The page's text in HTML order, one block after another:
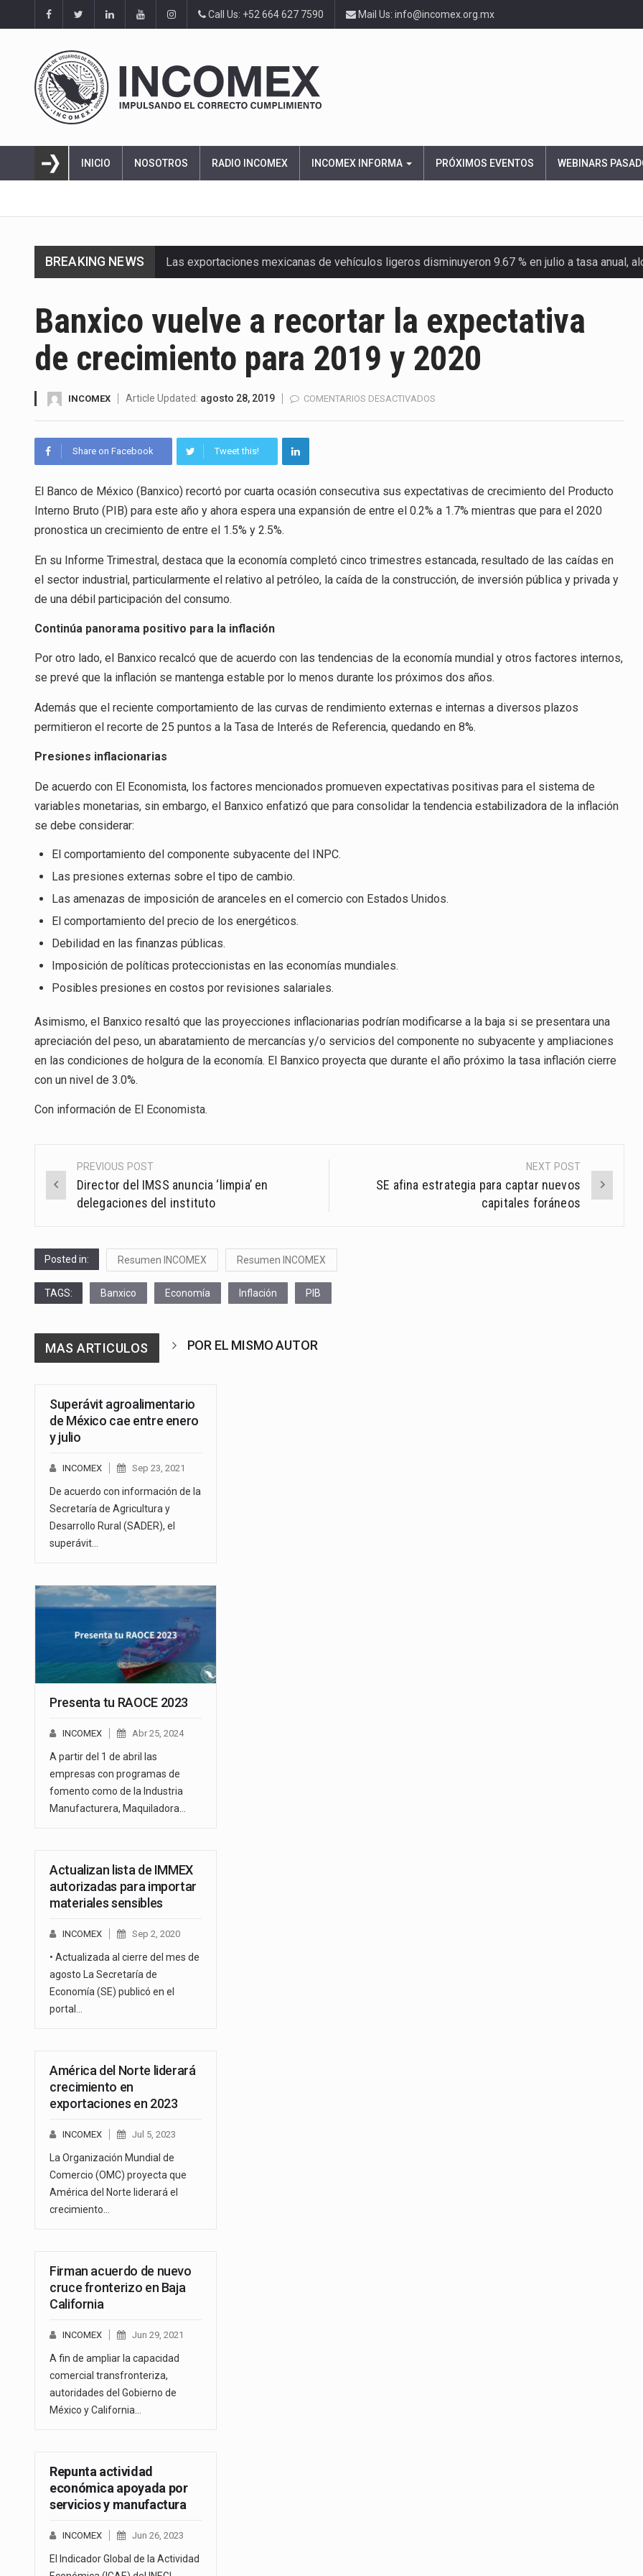
Call Us: +52 664 627 7590 Mail Us: info@incomex.org.mx
INICIO NOSOTROS RADIO INCOMEX INCOMEX INFORMA PRÓXIMOS EVENTOS WEBINARS
BREAKING NEWS Las exportaciones mexicanas de vehículos ligeros disminuyeron 9.67 % en julio a tasa anual,
La Coalition for a Prosperous America (CPA) solicitó al gobierno de Estados Unidos mantener
Solo el 17.8 % de las empresas en México se considera totalmente preparada para la…
Ante la suspensión temporal de las inspecciones sanitarias del Departamento de Agricultura
Los créditos fiscales determinados a empresas IMMEX rara vez nacen de una interpretación
La industria automotriz mexicana concentra más de la mitad de las quejas bajo el Mecanismo…
La inversión fija bruta en México registró un aumento de 1.1% interanual en mayo de…
El gobierno de Estados Unidos anunciará un arancel del 15 % sobre los productos fabricados…
El Departamento de Agricultura de Estados Unidos (USDA) suspendió el 5 de agosto de 2026…
Banxico vuelve a recortar la expectativa
de crecimiento para 2019 y 2020
INCOMEX Article Updated: agosto 28, 2019 COMENTARIOS DESACTIVADOS
EXPECTATIVA
Y
2020
Share on Facebook Tweet this!
El Banco de México (Banxico) recortó por cuarta ocasión consecutiva sus expectativas de crecimiento del Producto
Interno Bruto (PIB) para este año y ahora espera una expansión de entre el 0.2% a 1.7% mientras que para el 2020
pronostica un crecimiento de entre el 1.5% y 2.5%.
En su Informe Trimestral, destaca que la economía completó cinco trimestres estancada, resultado de las caídas en
el sector industrial, particularmente el relativo al petróleo, la caída de la construcción, de inversión pública y privada y
de una débil participación del consumo.
Continúa panorama positivo para la inflación
Por otro lado, el Banxico recalcó que de acuerdo con las tendencias de la economía mundial y otros factores internos,
se prevé que la inflación se mantenga estable por lo menos durante los próximos dos años.
Además que el reciente comportamiento de las curvas de rendimiento externas e internas a diversos plazos
permitieron el recorte de 25 puntos a la Tasa de Interés de Referencia, quedando en 8%.
Presiones inflacionarias
De acuerdo con El Economista, los factores mencionados promueven expectativas positivas para el sistema de
variables monetarias, sin embargo, el Banxico enfatizó que para consolidar la tendencia estabilizadora de la inflación
se debe considerar:
El comportamiento del componente subyacente del INPC.
Las presiones externas sobre el tipo de cambio.
Las amenazas de imposición de aranceles en el comercio con Estados Unidos.
El comportamiento del precio de los energéticos.
Debilidad en las finanzas públicas.
Imposición de políticas proteccionistas en las economías mundiales.
Posibles presiones en costos por revisiones salariales.
Asimismo, el Banxico resaltó que las proyecciones inflacionarias podrían modificarse a la baja si se presentara una
apreciación del peso, un abaratamiento de mercancías y/o servicios del componente no subyacente y ampliaciones
en las condiciones de holgura de la economía. El Banxico proyecta que durante el año próximo la tasa inflación cierre
con un nivel de 3.0%.
Con información de El Economista.
Post
navigation
PREVIOUS POST
Director del IMSS anuncia ‘limpia’ en
delegaciones del instituto
NEXT POST
SE afina estrategia para captar nuevos
capitales foráneos
Posted in: Resumen INCOMEX Resumen INCOMEX
TAGS: Banxico Economía Inflación PIB
MAS ARTICULOS POR EL MISMO AUTOR
Superávit agroalimentario
de México cae entre enero
y julio
INCOMEX Sep 23, 2021
De acuerdo con información de la
Secretaría de Agricultura y
Desarrollo Rural (SADER), el
superávit…
Presenta tu RAOCE 2023
INCOMEX Abr 25, 2024
A partir del 1 de abril las
empresas con programas de
fomento como de la Industria
Manufacturera, Maquiladora…
Actualizan lista de IMMEX
autorizadas para importar
materiales sensibles
INCOMEX Sep 2, 2020
• Actualizada al cierre del mes de
agosto La Secretaría de
Economía (SE) publicó en el
portal…
América del Norte liderará
crecimiento en
exportaciones en 2023
INCOMEX Jul 5, 2023
La Organización Mundial de
Comercio (OMC) proyecta que
América del Norte liderará el
crecimiento…
Firman acuerdo de nuevo
cruce fronterizo en Baja
California
INCOMEX Jun 29, 2021
A fin de ampliar la capacidad
comercial transfronteriza,
autoridades del Gobierno de
México y California…
Repunta actividad
económica apoyada por
servicios y manufactura
INCOMEX Jun 26, 2023
El Indicador Global de la Actividad